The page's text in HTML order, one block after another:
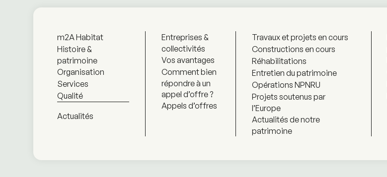
m2A Habitat
Histoire &
patrimoine
Organisation
Services
Qualité
Actualités
Entreprises &
collectivités
Vos avantages
Comment bien
répondre à un
appel d’offre ?
Appels d’offres
Travaux et projets en cours
Constructions en cours
Réhabilitations
Entretien du patrimoine
Opérations NPNRU
Projets soutenus par
l’Europe
Actualités de notre
patrimoine